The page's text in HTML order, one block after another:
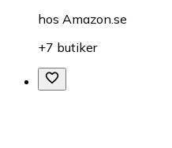
hos Amazon.se
+7 butiker